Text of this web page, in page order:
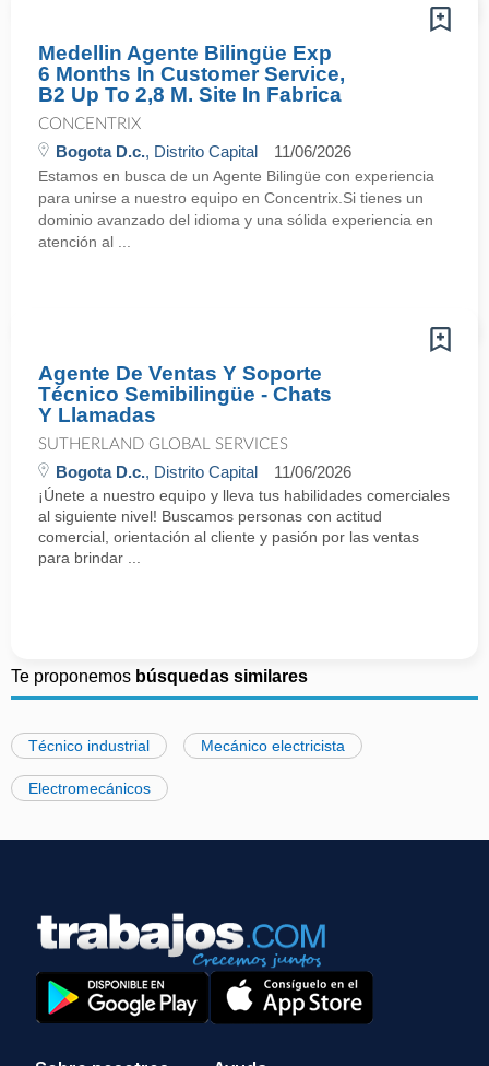
Medellin Agente Bilingüe Exp
6 Months In Customer Service,
B2 Up To 2,8 M. Site In Fabrica
CONCENTRIX
Bogota D.c., Distrito Capital 11/06/2026
Estamos en busca de un Agente Bilingüe con experiencia
para unirse a nuestro equipo en Concentrix.Si tienes un
dominio avanzado del idioma y una sólida experiencia en
atención al ...
Agente De Ventas Y Soporte
Técnico Semibilingüe - Chats
Y Llamadas
SUTHERLAND GLOBAL SERVICES
Bogota D.c., Distrito Capital 11/06/2026
¡Únete a nuestro equipo y lleva tus habilidades comerciales
al siguiente nivel! Buscamos personas con actitud
comercial, orientación al cliente y pasión por las ventas
para brindar ...
Te proponemos búsquedas similares
Técnico industrial Mecánico electricista
Electromecánicos